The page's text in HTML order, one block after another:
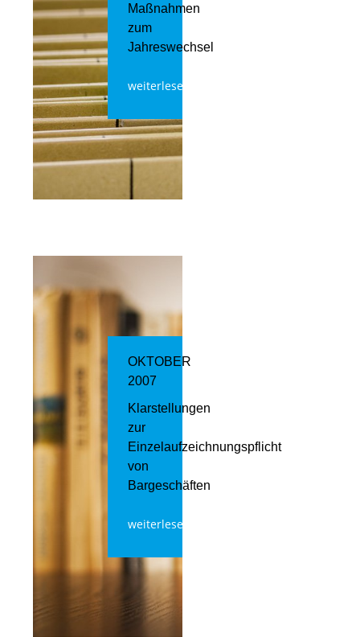
Maßnahmen
zum
Jahreswechsel
weiterlesen
OKTOBER
2007
Klarstellungen
zur
Einzelaufzeichnungspflicht
von
Bargeschäften
weiterlesen